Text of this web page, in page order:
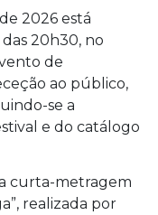
2026 está
20h30, no
de
ao público,
se a
e do catálogo
curta-metragem
realizada por